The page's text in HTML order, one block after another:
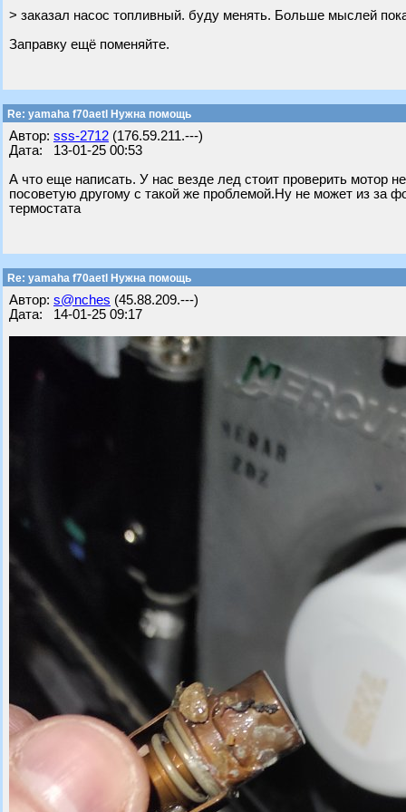
> заказал насос топливный. буду менять. Больше мыслей
Заправку ещё поменяйте.
Re: yamaha f70aetl Нужна помощь
Автор: sss-2712 (176.59.211.---)
Дата: 13-01-25 00:53
А что еще написать. У нас везде лед стоит проверить мотор
посоветую другому с такой же проблемой.Ну не может из за
термостата
Re: yamaha f70aetl Нужна помощь
Автор: s@nches (45.88.209.---)
Дата: 14-01-25 09:17